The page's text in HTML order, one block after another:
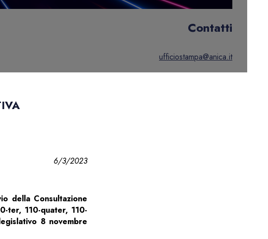
Contatti
ufficiostampa@anica.it
6/3/2023
della Consultazione
ter, 110-quater, 110-
8 novembre